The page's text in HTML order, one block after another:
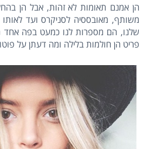
הן אמנם תאומות לא זהות, אבל הן
משותף, מאובססיה לסניקרס ועד לאותו
שלנו, הם מספרות לנו כמעט בפה אחד
פריט הן חולמות בלילה ומה דעתן על